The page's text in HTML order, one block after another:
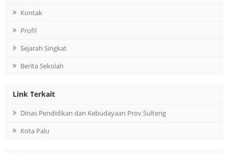
Kontak
Profil
Sejarah Singkat
Berita Sekolah
Link Terkait
Dinas Pendidikan dan Kebudayaan Prov Sulteng
Kota Palu